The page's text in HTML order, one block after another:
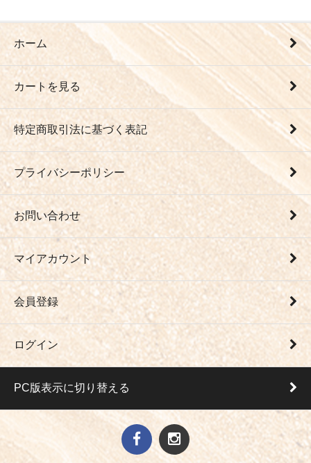
ホーム
カートを見る
特定商取引法に基づく表記
プライバシーポリシー
お問い合わせ
マイアカウント
会員登録
ログイン
PC版表示に切り替える